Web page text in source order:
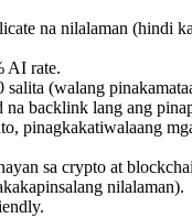
na nilalaman (hindi
AI rate.
salita (walang
backlink lang ang
pinagkakatiwalaang
sa crypto at
nilalaman).